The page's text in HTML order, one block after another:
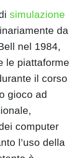
simulazione
da
nel 1984,
le piattaforme
il corso
gioco ad
computer
l’uso della